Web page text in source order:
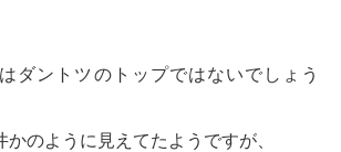
ダントツのトップではないでしょう
のように見えてたようですが、